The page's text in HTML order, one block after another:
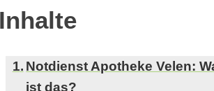
Inhalte
Notdienst Apotheke Velen:
ist das?